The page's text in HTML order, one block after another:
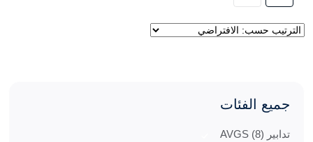
جميع الفئات
تدابير AVGS (8)